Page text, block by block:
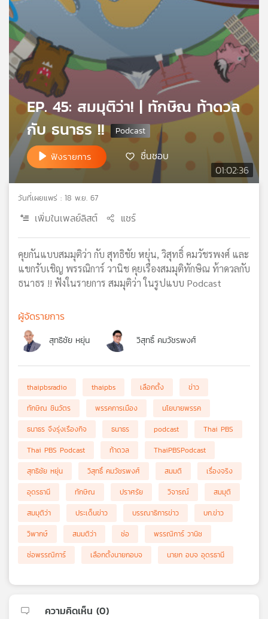
เกี่ยว
กับ
เรา
เครือ
ข่าย
วิทยุ
บี
เอส
แผนที่
วิทยุ
01:02:36
EP. 45: สมมุติว่า! | ทักษิณ ท้าดวล
กับ ธนาธร !!
ฟังรายการ ชื่นชอบ
วันที่เผยแพร่ : 18 พ.ย. 67
เพิ่มในเพลย์ลิสต์ แชร์
คุยกันแบบสมมุติว่า กับ สุทธิชัย หยุ่น, วิสุทธิ์ คมวัชรพงศ์ และ
แขกรับเชิญ พรรณิการ์ วานิช คุยเรื่องสมมุติทักษิณ ท้าดวลกับ
ธนาธร !! ฟังในรายการ สมมุติว่า ในรูปแบบ Podcast
ผู้จัดรายการ
สุทธิชัย หยุ่น วิสุทธิ์ คมวัชรพงศ์
thaipbsradio thaipbs เลือกตั้ง
ข่าว
ทักษิณ ชินวัตร
พรรคการเมือง
นโยบายพรรค
ธนาธร จึงรุ่งเรืองกิจ
ธนาธร podcast
Thai PBS
Thai PBS Podcast
ท้าดวล
ThaiPBSPodcast
สุทธิชัย หยุ่น
วิสุทธิ์ คมวัชรพงศ์ สมมติ
เรื่องจริง
อุดรธานี
ทักษิณ ปราศรัย วิจารณ์
สมมุติ
สมมุติว่า
ประเด็นข่าว บรรณาธิการข่าว
บก.ข่าว
วิพากษ์
สมมติว่า ช่อ
พรรณิการ์ วานิช
ช่อพรรณิการ์
เลือกตั้งนายกอบจ นายก อบจ อุดรธานี
ความคิดเห็น (0)